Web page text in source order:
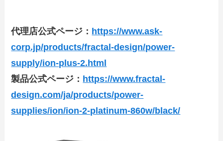
代理店公式ページ： https://www.ask-
corp.jp/products/fractal-design/power-
supply/ion-plus-2.html
製品公式ページ： https://www.fractal-
design.com/ja/products/power-
supplies/ion/ion-2-platinum-860w/black/